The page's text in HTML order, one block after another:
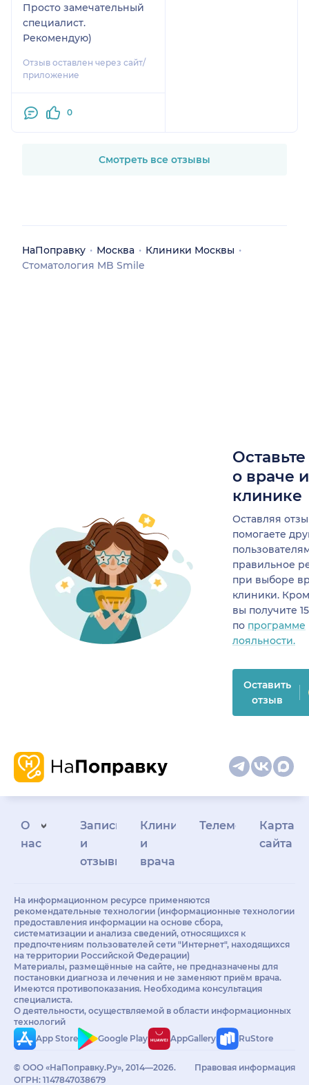
Просто замечательный
специалист.
Рекомендую)
Отзыв оставлен через сайт/
приложение
0
Смотреть все отзывы
НаПоправку Москва
Клиники Москвы
Стоматология MB Smile
о враче
клинике
Оставляя
помогаете
правильное
при выборе
клиники.
вы получите
по программе
лояльности.
Оставить
отзыв
О
нас
Запись
и
отзывы
Клиникам
и
врачам
Телемедицина
Карта
сайта
На информационном ресурсе применяются
рекомендательные технологии (информационные технологии
предоставления информации на основе сбора,
систематизации и анализа сведений, относящихся к
предпочтениям пользователей сети "Интернет", находящихся
на территории Российской Федерации)
Материалы, размещённые на сайте, не предназначены для
постановки диагноза и лечения и не заменяют приём врача.
Имеются противопоказания. Необходима консультация
специалиста.
О деятельности, осуществляемой в области информационных
технологий
App Store
Google Play AppGallery RuStore
© ООО «НаПоправку.Ру», 2014—2026.
ОГРН: 1147847038679
Правовая информация